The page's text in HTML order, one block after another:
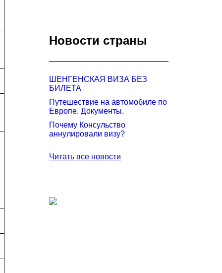
Новости страны
ШЕНГЕНСКАЯ ВИЗА БЕЗ
БИЛЕТА
Путешествие на автомобиле по
Европе. Документы.
Почему Консульство
аннулировали визу?
Читать все новости